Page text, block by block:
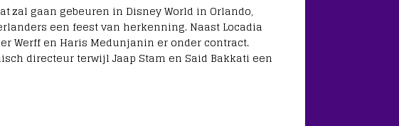
zal gaan gebeuren in Disney World in Orlando,
een feest van herkenning. Naast Locadia
Werff en Haris Medunjanin er onder contract.
directeur terwijl Jaap Stam en Said Bakkati een